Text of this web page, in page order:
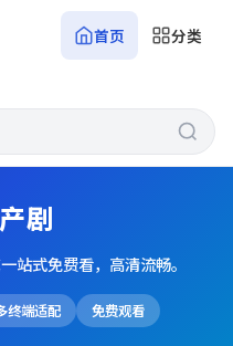
首页 分类
剧
站式免费看，高清流畅。
终端适配 免费观看